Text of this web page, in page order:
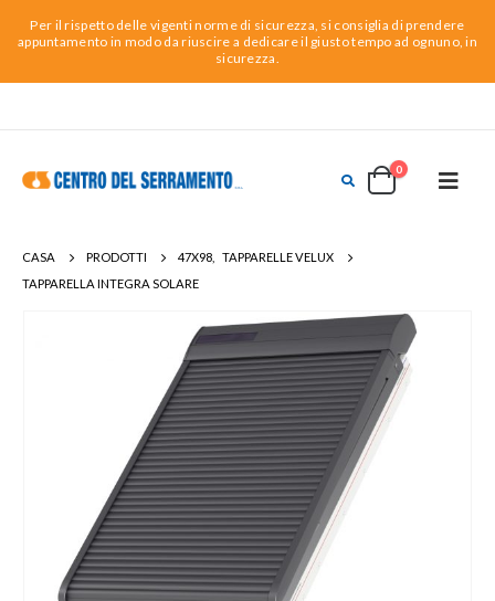
Per il rispetto delle vigenti norme di sicurezza, si consiglia di prendere
appuntamento in modo da riuscire a dedicare il giusto tempo ad ognuno, in
sicurezza.
0
CASA PRODOTTI 47X98
TAPPARELLE VELUX
TAPPARELLA INTEGRA SOLARE